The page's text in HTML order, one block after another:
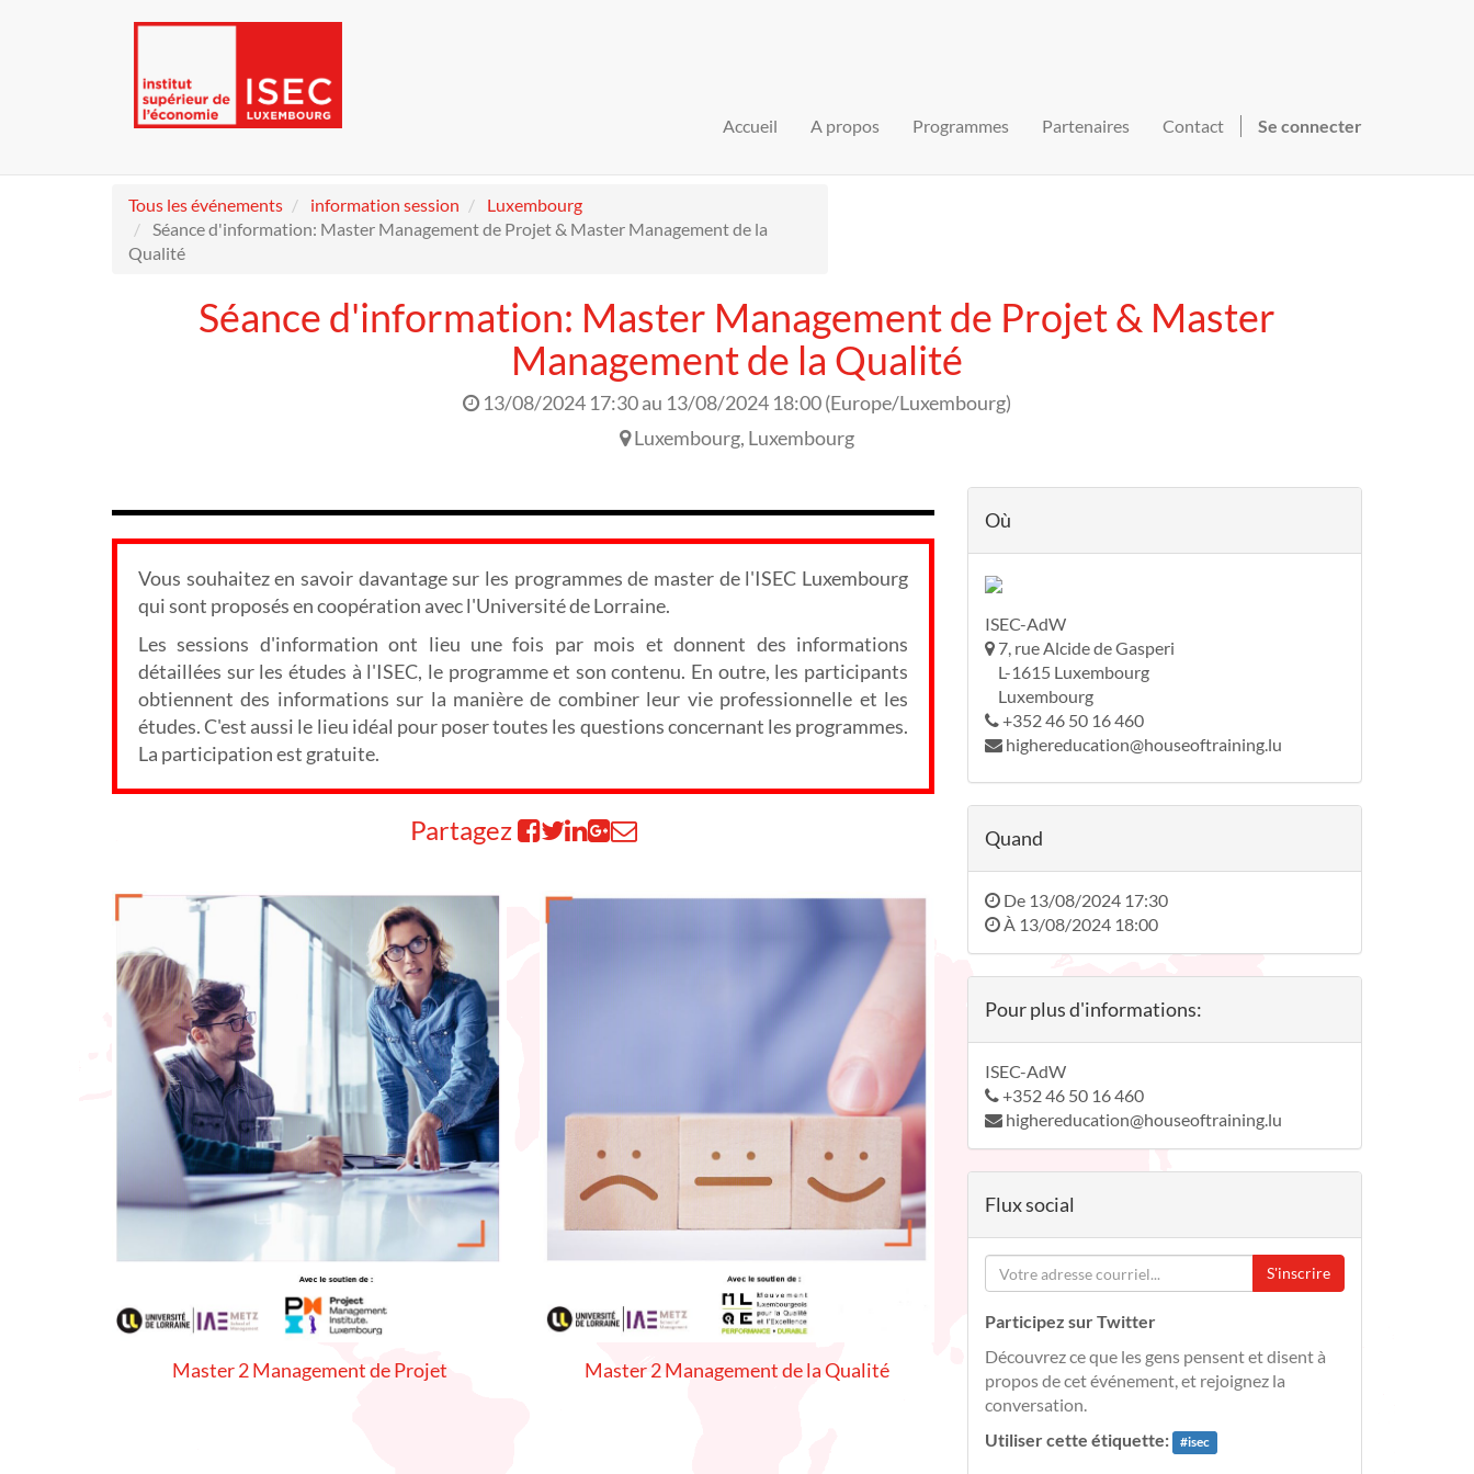
Accueil A propos Programmes Partenaires Contact Se connecter
Tous les événements information session
Luxembourg
Séance d'information: Master Management de Projet & Master Management de la
Qualité
Séance d'information: Master Management de Projet & Master
Management de la Qualité
13/08/2024 17:30au 13/08/2024 18:00(Europe/Luxembourg)
Luxembourg, Luxembourg
Vous souhaitez en savoir davantage sur les programmes de master de l'ISEC Luxembourg
qui sont proposés en coopération avec l'Université de Lorraine.
Les sessions d'information ont lieu une fois par mois et donnent des informations
détaillées sur les études à l'ISEC, le programme et son contenu. En outre, les participants
obtiennent des informations sur la manière de combiner leur vie professionnelle et les
études. C'est aussi le lieu idéal pour poser toutes les questions concernant les programmes.
La participation est gratuite.
Partagez
Master 2 Management de Projet Master 2 Management de la Qualité
Où
ISEC-AdW
7, rue Alcide de Gasperi
L-1615 Luxembourg
Luxembourg
+352 46 50 16 460
highereducation@houseoftraining.lu
Quand
De 13/08/2024 17:30
À 13/08/2024 18:00
Pour plus d'informations:
ISEC-AdW
+352 46 50 16 460
highereducation@houseoftraining.lu
Flux social
S'inscrire
Participez sur Twitter
Découvrez ce que les gens pensent et disent à
propos de cet événement, et rejoignez la
conversation.
Utiliser cette étiquette:
#isec